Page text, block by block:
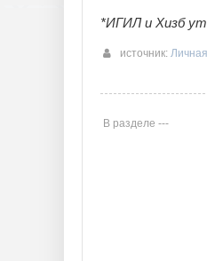
*ИГИЛ и Хизб
источник:
В разделе ---